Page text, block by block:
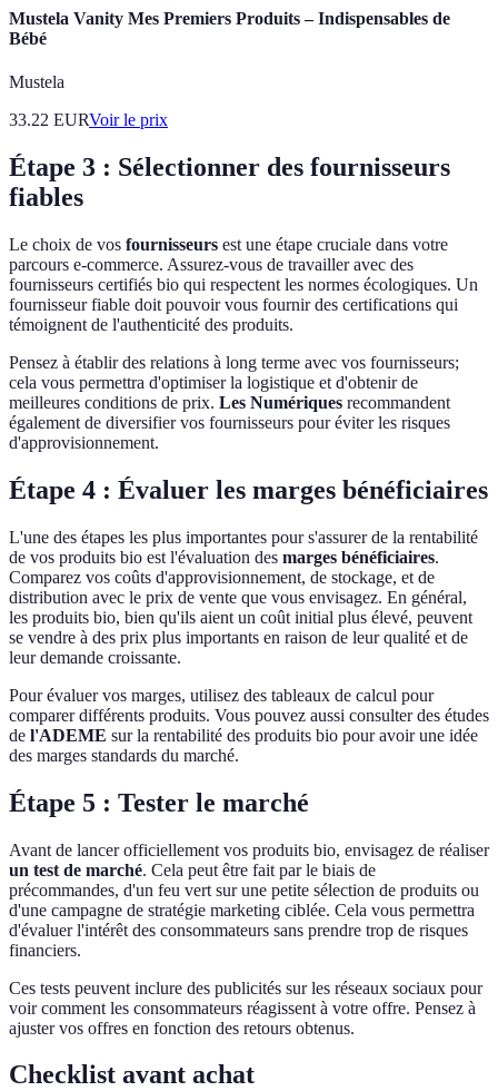
Mustela Vanity Mes Premiers Produits – Indispensables de
Bébé
Mustela
33.22 EURVoir le prix
Étape 3 : Sélectionner des fournisseurs
fiables
Le choix de vos fournisseurs est une étape cruciale dans votre
parcours e-commerce. Assurez-vous de travailler avec des
fournisseurs certifiés bio qui respectent les normes écologiques. Un
fournisseur fiable doit pouvoir vous fournir des certifications qui
témoignent de l'authenticité des produits.
Pensez à établir des relations à long terme avec vos fournisseurs;
cela vous permettra d'optimiser la logistique et d'obtenir de
meilleures conditions de prix. Les Numériques recommandent
également de diversifier vos fournisseurs pour éviter les risques
d'approvisionnement.
Étape 4 : Évaluer les marges bénéficiaires
L'une des étapes les plus importantes pour s'assurer de la rentabilité
de vos produits bio est l'évaluation des marges bénéficiaires.
Comparez vos coûts d'approvisionnement, de stockage, et de
distribution avec le prix de vente que vous envisagez. En général,
les produits bio, bien qu'ils aient un coût initial plus élevé, peuvent
se vendre à des prix plus importants en raison de leur qualité et de
leur demande croissante.
Pour évaluer vos marges, utilisez des tableaux de calcul pour
comparer différents produits. Vous pouvez aussi consulter des études
de l'ADEME sur la rentabilité des produits bio pour avoir une idée
des marges standards du marché.
Étape 5 : Tester le marché
Avant de lancer officiellement vos produits bio, envisagez de réaliser
un test de marché. Cela peut être fait par le biais de
précommandes, d'un feu vert sur une petite sélection de produits ou
d'une campagne de stratégie marketing ciblée. Cela vous permettra
d'évaluer l'intérêt des consommateurs sans prendre trop de risques
financiers.
Ces tests peuvent inclure des publicités sur les réseaux sociaux pour
voir comment les consommateurs réagissent à votre offre. Pensez à
ajuster vos offres en fonction des retours obtenus.
Checklist avant achat